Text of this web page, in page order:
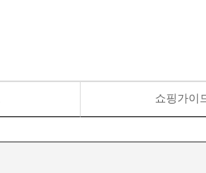
쇼핑가이